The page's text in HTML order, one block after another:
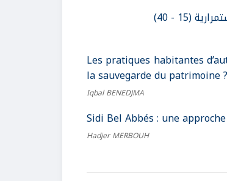
(15 - 40)
Les pratiques habitantes
la sauvegarde du patrimoine
Iqbal BENEDJMA
Sidi Bel Abbés : une
Hadjer MERBOUH